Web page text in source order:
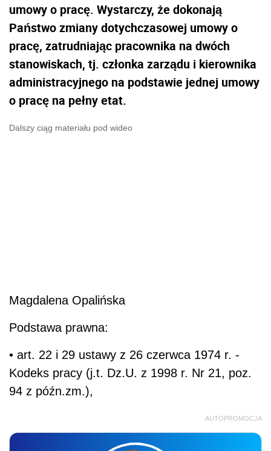
umowy o pracę. Wystarczy, że dokonają
Państwo zmiany dotychczasowej umowy o
pracę, zatrudniając pracownika na dwóch
stanowiskach, tj. członka zarządu i kierownika
administracyjnego na podstawie jednej umowy
o pracę na pełny etat.
Dalszy ciąg materiału pod wideo
Magdalena Opalińska
Podstawa prawna:
• art. 22 i 29 ustawy z 26 czerwca 1974 r. -
Kodeks pracy (j.t. Dz.U. z 1998 r. Nr 21, poz.
94 z późn.zm.),
AUTOPROMOCJA